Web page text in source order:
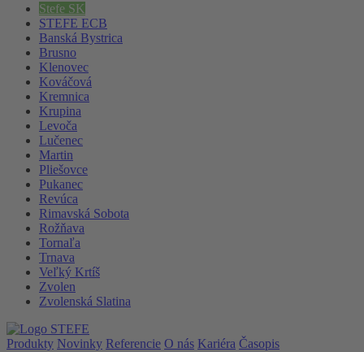
Stefe SK
STEFE ECB
Banská Bystrica
Brusno
Klenovec
Kováčová
Kremnica
Krupina
Levoča
Lučenec
Martin
Pliešovce
Pukanec
Revúca
Rimavská Sobota
Rožňava
Tornaľa
Trnava
Veľký Krtíš
Zvolen
Zvolenská Slatina
Produkty Novinky Referencie O nás Kariéra Časopis